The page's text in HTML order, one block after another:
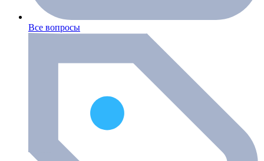
Все вопросы